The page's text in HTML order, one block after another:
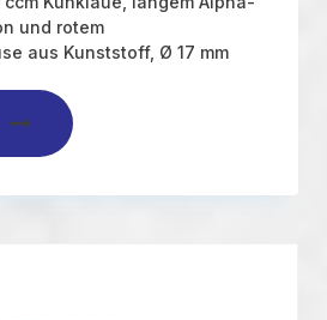
und rotem
aus Kunststoff, Ø 17 mm